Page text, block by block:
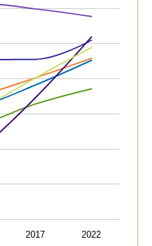
categories.
values. Data ranges
2017 2022